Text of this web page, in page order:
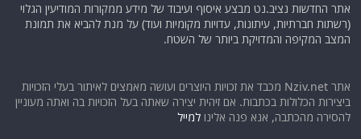
אתר החדשות נציב.נט מבצע איסוף ועיבוד של מידע ממקורות המודיעין הגלוי
(רשתות חברתיות, עיתונות, עדויות מקומיות ועוד) על מנת להביא את תמונת
המצב המקיפה והמדויקת ביותר של השטח.
אתר Nziv.net מכבד את זכויות היוצרים ועושה מאמצים לאיתור בעלי הזכויות
ביצירות הכלולות בכתבות. אם זיהית יצירה שאתה בעל הזכויות בה ואתה מעוניין
להסירה מהכתבה, אנא פנה אלינולמייל